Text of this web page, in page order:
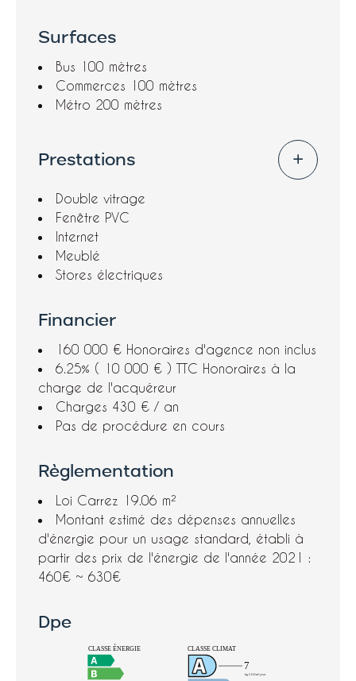
aucun travaux, prêt à être habité ou mis en
location immédiatement. Les charges de
copropriété sont faibles, ce qui constitue un
atout supplémentaire pour les investisseurs.
Surfaces
Bus 100 mètres
Commerces 100 mètres
Métro 200 mètres
Prestations
Double vitrage
Fenêtre PVC
Internet
Meublé
Stores électriques
Financier
160 000 € Honoraires d'agence non inclus
6.25% ( 10 000 € ) TTC Honoraires à la
charge de l'acquéreur
Charges 430 € / an
Pas de procédure en cours
Règlementation
Loi Carrez 19.06 m²
Montant estimé des dépenses annuelles
d'énergie pour un usage standard, établi à
partir des prix de l'énergie de l'année 2021 :
460€ ~ 630€
Dpe